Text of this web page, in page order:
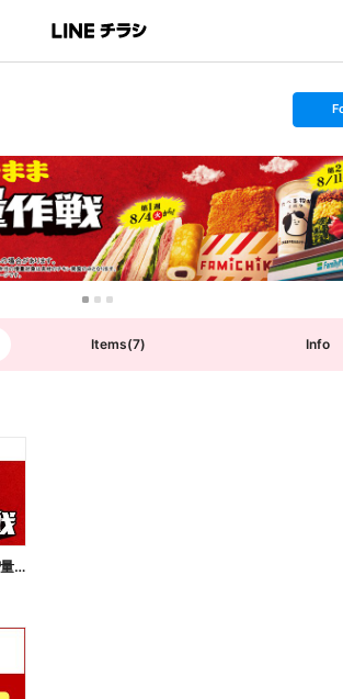
s
t
o
l
l
o
w
Items(7) Info
【おトク】お値段そのまま!45%増量作戦!